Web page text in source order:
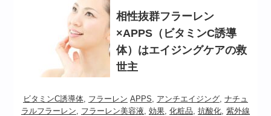
相性抜群フラーレン
×APPS（ビタミンC誘導
体）はエイジングケアの救
世主
ビタミンC誘導体, フラーレン APPS, アンチエイジング, ナチュ
ラルフラーレン, フラーレン美容液, 効果, 化粧品, 抗酸化, 紫外線